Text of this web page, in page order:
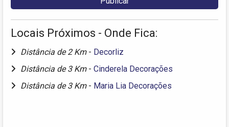
Locais Próximos - Onde Fica:
Distância de 2 Km - Decorliz
Distância de 3 Km - Cinderela Decorações
Distância de 3 Km - Maria Lia Decorações